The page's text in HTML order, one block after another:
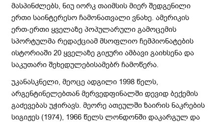
მასპინძლებს, ნიუ იორკ თაიმსის მიერ შედგენილი
ერთი საინტერესო ჩამონათვალი ვნახე. ამერიკის
ერთ-ერთი ყველაზე პოპულარული გამოცემის
სპორტულმა რედაქციამ მსოფლიო ჩემპიონატების
ისტორიაში 20 ყველაზე გიჟური ამბავი გაიხსენა და
საკუთარი შეხედულებისამებრ ჩამოწერა.
უკანასკნელი, მეოცე ადგილი 1998 წელს,
არგენტინელებთან მერვედფინალში დევიდ ბექემის
გაძევებას უჭირავს. მეორე ათეულში ზაირის ნაკრების
სიგიჟეს (1974), 1966 წელს ლონდონში დაკარგულ და